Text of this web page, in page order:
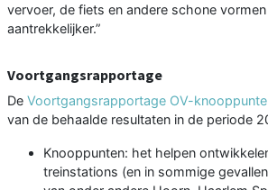
vervoer, de fiets en andere schone
aantrekkelijker.”
Voortgangsrapportage
De Voortgangsrapportage OV-
van de behaalde resultaten in de periode
Knooppunten: het helpen
treinstations (en in sommige